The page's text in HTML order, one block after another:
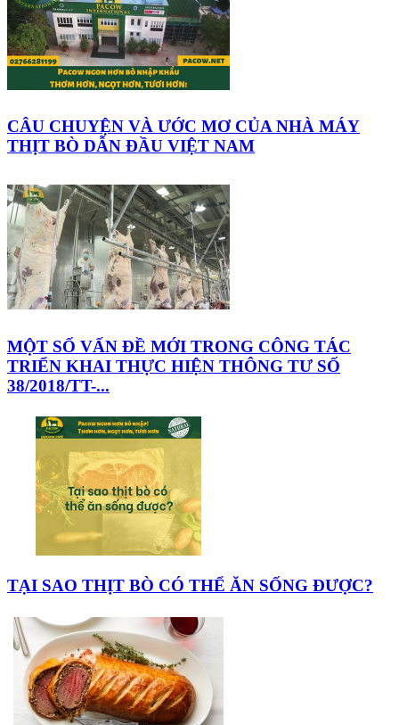
CÂU CHUYỆN VÀ ƯỚC MƠ CỦA NHÀ MÁY
THỊT BÒ DẪN ĐẦU VIỆT NAM
MỘT SỐ VẤN ĐỀ MỚI TRONG CÔNG TÁC
TRIỂN KHAI THỰC HIỆN THÔNG TƯ SỐ
38/2018/TT-...
TẠI SAO THỊT BÒ CÓ THỂ ĂN SỐNG ĐƯỢC?